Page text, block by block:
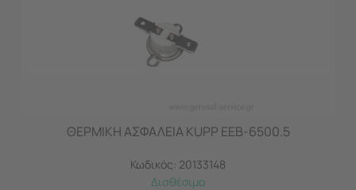
ΘΕΡΜΙΚΗ ΑΣΦΑΛΕΙΑ KUPP EEB-6500.5
Κωδικός: 20133148
Διαθέσιμο